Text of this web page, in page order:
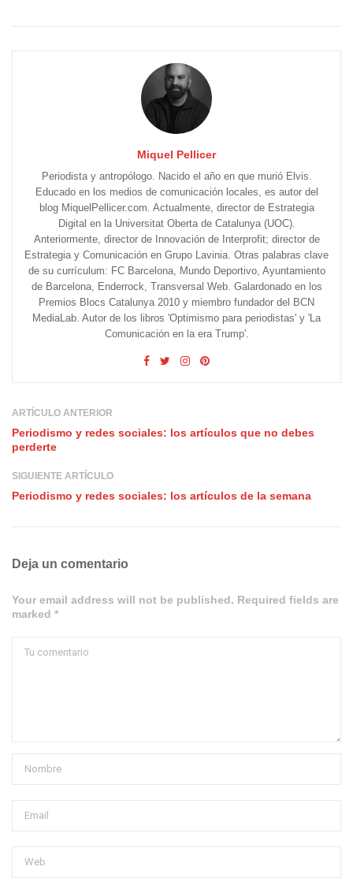
Miquel Pellicer
Periodista y antropólogo. Nacido el año en que murió Elvis.
Educado en los medios de comunicación locales, es autor del
blog MiquelPellicer.com. Actualmente, director de Estrategia
Digital en la Universitat Oberta de Catalunya (UOC).
Anteriormente, director de Innovación de Interprofit; director de
Estrategia y Comunicación en Grupo Lavinia. Otras palabras clave
de su currículum: FC Barcelona, Mundo Deportivo, Ayuntamiento
de Barcelona, Enderrock, Transversal Web. Galardonado en los
Premios Blocs Catalunya 2010 y miembro fundador del BCN
MediaLab. Autor de los libros 'Optimismo para periodistas' y 'La
Comunicación en la era Trump'.
ARTÍCULO ANTERIOR
Periodismo y redes sociales: los artículos que no debes
perderte
SIGUIENTE ARTÍCULO
Periodismo y redes sociales: los artículos de la semana
Deja un comentario
Your email address will not be published. Required fields are
marked *